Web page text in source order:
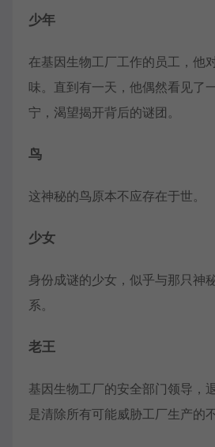
少年
在基因生物工厂工作的员工，他
味。直到有一天，他偶然看见了
宁，渴望揭开背后的谜团。
鸟
这神秘的鸟原本不应存在于世。
少女
身份成谜的少女，似乎与那只神
系。
老王
基因生物工厂的安全部门领导，
是清除所有可能威胁工厂生产的